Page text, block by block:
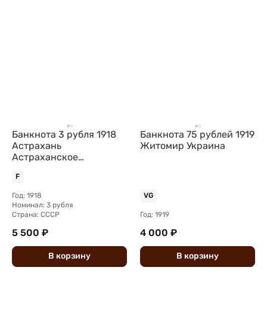
Банкнота 3 рубля 1918
Астрахань
Астраханское
F
Год: 1918
Номинал: 3 рубля
Страна: СССР
5 500 ₽
В корзину
Банкнота 75 рублей 1919
Житомир Украина
VG
Год: 1919
4 000 ₽
В корзину